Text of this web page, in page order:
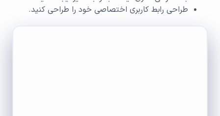
طراحی رابط کاربری اختصاصی خود را طراحی کنید.